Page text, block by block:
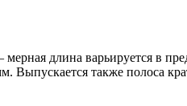
длина варьируется в
Выпускается также полоса